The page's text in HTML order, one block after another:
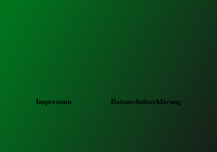
Impressum Datenschutzerklärung